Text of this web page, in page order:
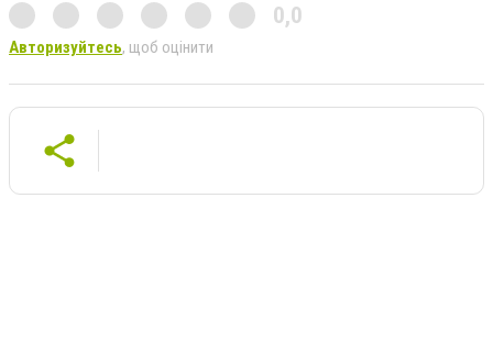
0,0
Авторизуйтесь, щоб оцінити